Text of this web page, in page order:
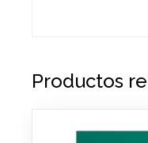
Productos